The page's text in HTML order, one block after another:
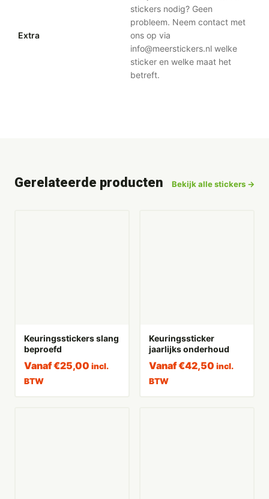
Extra
stickers nodig? Geen
probleem. Neem contact met
ons op via
info@meerstickers.nl welke
sticker en welke maat het
betreft.
Gerelateerde producten Bekijk alle stickers →
Keuringsstickers slang
beproefd
Vanaf€25,00 incl.
BTW
Keuringssticker
jaarlijks onderhoud
Vanaf€42,50 incl.
BTW